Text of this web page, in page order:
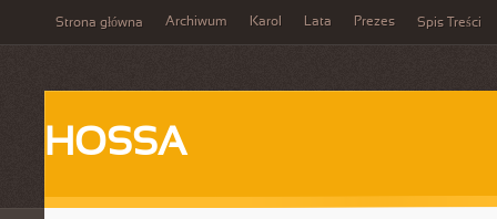
Strona główna Archiwum Karol Lata Prezes Spis Treści
HOSSA